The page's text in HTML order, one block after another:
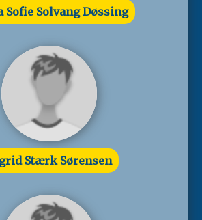
Sofie Solvang Døssing
Stærk Sørensen